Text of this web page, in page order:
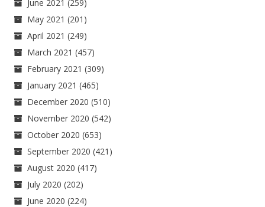
June 2021 (259)
May 2021 (201)
April 2021 (249)
March 2021 (457)
February 2021 (309)
January 2021 (465)
December 2020 (510)
November 2020 (542)
October 2020 (653)
September 2020 (421)
August 2020 (417)
July 2020 (202)
June 2020 (224)